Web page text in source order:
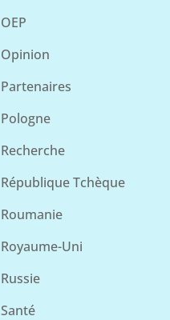
OEP
Opinion
Partenaires
Pologne
Recherche
République Tchèque
Roumanie
Royaume-Uni
Russie
Santé